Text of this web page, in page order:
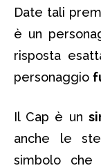
Date tali
è un
risposta
personaggio
Il Cap è un
anche le
simbolo che